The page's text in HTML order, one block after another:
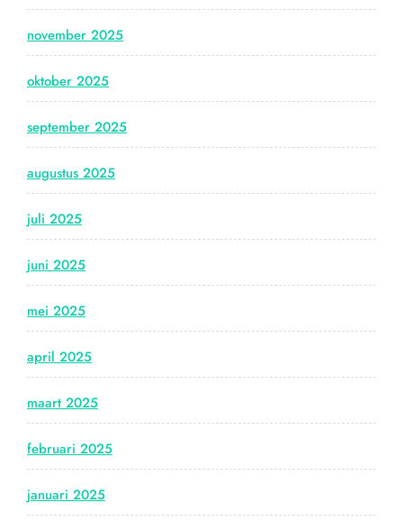
november 2025
oktober 2025
september 2025
augustus 2025
juli 2025
juni 2025
mei 2025
april 2025
maart 2025
februari 2025
januari 2025